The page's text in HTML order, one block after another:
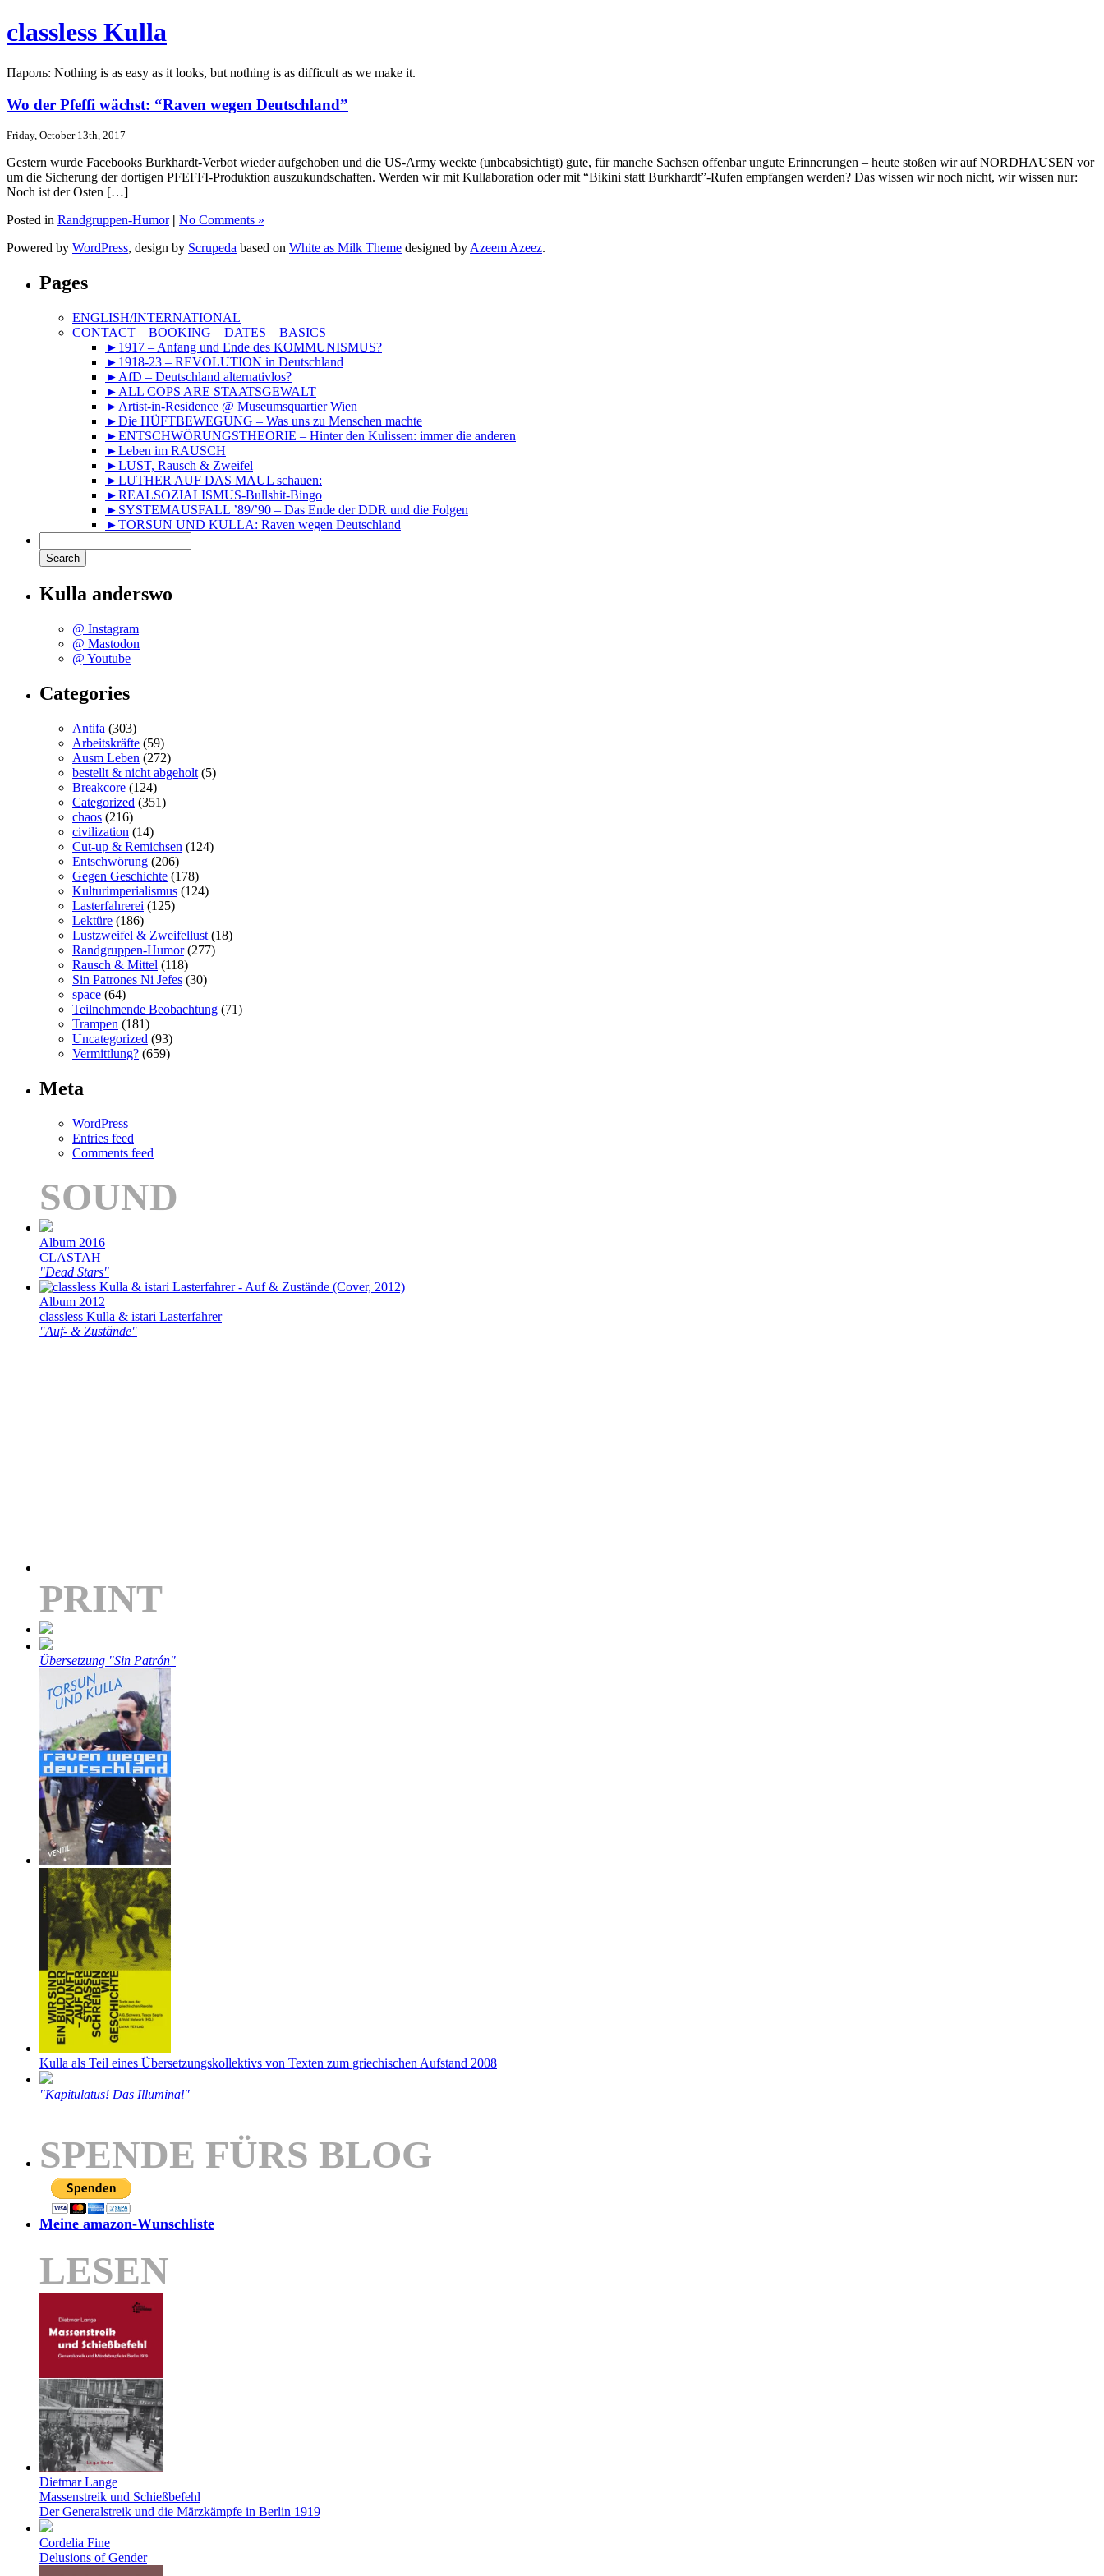
classless Kulla
Пароль: Nothing is as easy as it looks, but nothing is as difficult as we make it.
Wo der Pfeffi wächst: “Raven wegen Deutschland”
Friday, October 13th, 2017
Gestern wurde Facebooks Burkhardt-Verbot wieder aufgehoben und die US-Army weckte (unbeabsichtigt) gute, für manche Sachsen offenbar ungute Erinnerungen – heute stoßen wir auf NORDHAUSEN vor
um die Sicherung der dortigen PFEFFI-Produktion auszukundschaften. Werden wir mit Kullaboration oder mit “Bikini statt Burkhardt”-Rufen empfangen werden? Das wissen wir noch nicht, wir wissen nur:
Noch ist der Osten […]
Posted in Randgruppen-Humor | No Comments »
Powered by WordPress, design by Scrupeda based on White as Milk Theme designed by Azeem Azeez.
Pages
ENGLISH/INTERNATIONAL
CONTACT – BOOKING – DATES – BASICS
►1917 – Anfang und Ende des KOMMUNISMUS?
►1918-23 – REVOLUTION in Deutschland
►AfD – Deutschland alternativlos?
►ALL COPS ARE STAATSGEWALT
►Artist-in-Residence @ Museumsquartier Wien
►Die HÜFTBEWEGUNG – Was uns zu Menschen machte
►ENTSCHWÖRUNGSTHEORIE – Hinter den Kulissen: immer die anderen
►Leben im RAUSCH
►LUST, Rausch & Zweifel
►LUTHER AUF DAS MAUL schauen:
►REALSOZIALISMUS-Bullshit-Bingo
►SYSTEMAUSFALL ’89/’90 – Das Ende der DDR und die Folgen
►TORSUN UND KULLA: Raven wegen Deutschland
Kulla anderswo
@ Instagram
@ Mastodon
@ Youtube
Categories
Antifa (303)
Arbeitskräfte (59)
Ausm Leben (272)
bestellt & nicht abgeholt (5)
Breakcore (124)
Categorized (351)
chaos (216)
civilization (14)
Cut-up & Remichsen (124)
Entschwörung (206)
Gegen Geschichte (178)
Kulturimperialismus (124)
Lasterfahrerei (125)
Lektüre (186)
Lustzweifel & Zweifellust (18)
Randgruppen-Humor(277)
Rausch & Mittel (118)
Sin Patrones Ni Jefes (30)
space (64)
Teilnehmende Beobachtung (71)
Trampen (181)
Uncategorized (93)
Vermittlung? (659)
Meta
WordPress
Entries feed
Comments feed
SOUND
Album 2016
CLASTAH
"Dead Stars"
Album 2012
classless Kulla & istari Lasterfahrer
"Auf- & Zustände"
PRINT
Übersetzung "Sin Patrón"
Kulla als Teil eines Übersetzungskollektivs von Texten zum griechischen Aufstand 2008
"Kapitulatus! Das Illuminal"
SPENDE FÜRS BLOG
Meine amazon-Wunschliste
LESEN
Dietmar Lange
Massenstreik und Schießbefehl
Der Generalstreik und die Märzkämpfe in Berlin 1919
Cordelia Fine
Delusions of Gender